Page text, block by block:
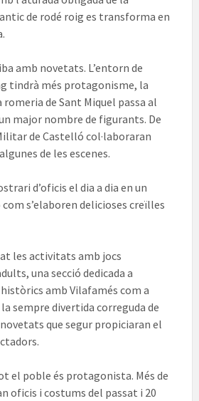
de rodé roig es transforma en
amb novetats. L’entorn de
tindrà més protagonisme, la
de Sant Miquel passa al
major nombre de figurants. De
de Castelló col·laboraran
de les escenes.
d’oficis el dia a dia en un
s’elaboren delicioses creïlles
les activitats amb jocs
una secció dedicada a
amb Vilafamés com a
sempre divertida correguda de
que segur propiciaran el
el poble és protagonista. Més de
oficis i costums del passat i 20